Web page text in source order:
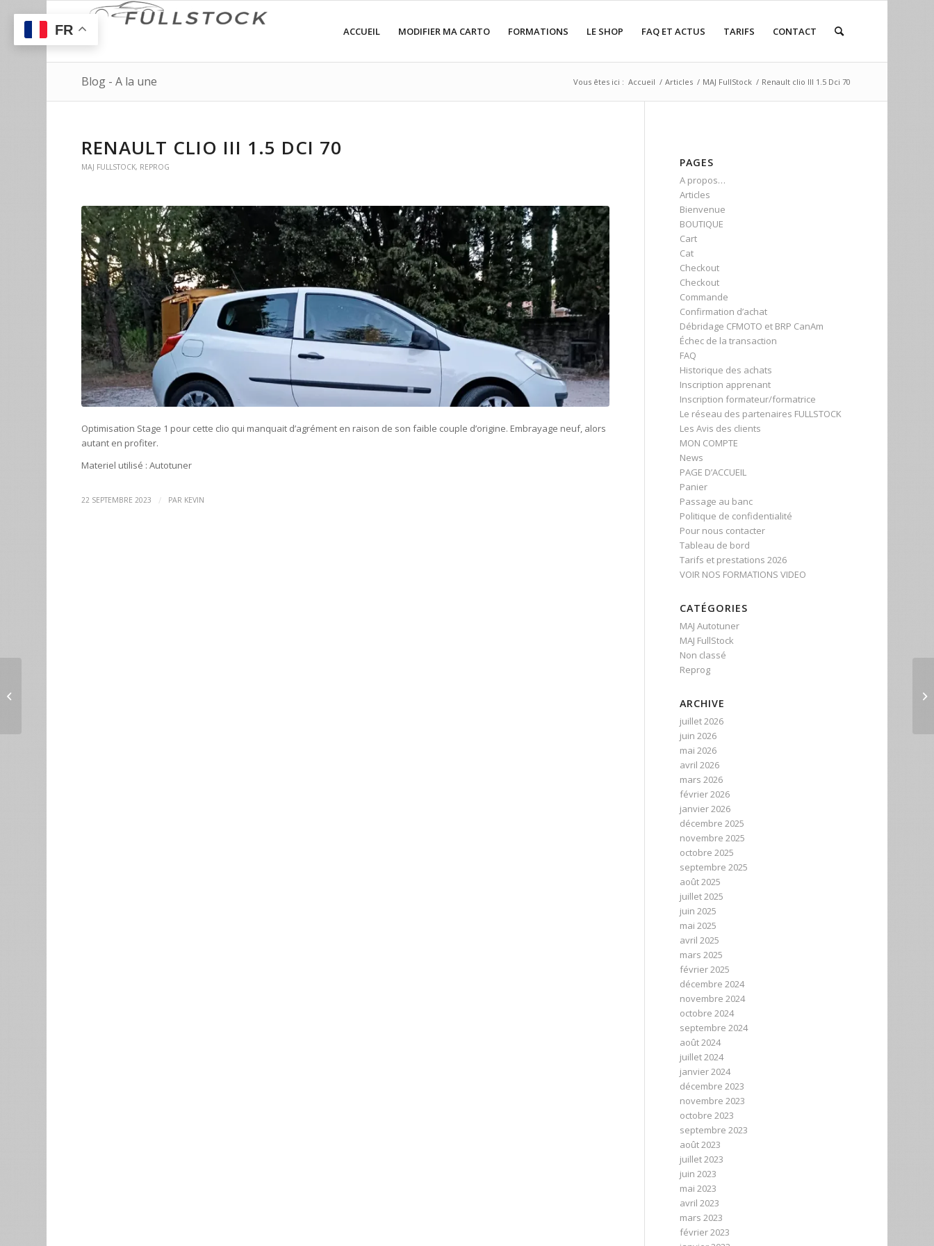
ACCUEIL MODIFIER MA CARTO FORMATIONS LE SHOP FAQ ET ACTUS TARIFS CONTACT
Blog - A la une Vous êtes ici : Accueil / Articles / MAJ FullStock / Renault clio III 1.5 Dci 70
RENAULT CLIO III 1.5 DCI 70
MAJ FULLSTOCK, REPROG
Optimisation Stage 1 pour cette clio qui manquait d’agrément en raison de son faible couple d’origine. Embrayage neuf, alors
autant en profiter.
Materiel utilisé : Autotuner
22 SEPTEMBRE 2023 / PAR KEVIN
PAGES
A propos…
Articles
Bienvenue
BOUTIQUE
Cart
Cat
Checkout
Checkout
Commande
Confirmation d’achat
Débridage CFMOTO et BRP CanAm
Échec de la transaction
FAQ
Historique des achats
Inscription apprenant
Inscription formateur/formatrice
Le réseau des partenaires FULLSTOCK
Les Avis des clients
MON COMPTE
News
PAGE D’ACCUEIL
Panier
Passage au banc
Politique de confidentialité
Pour nous contacter
Tableau de bord
Tarifs et prestations 2026
VOIR NOS FORMATIONS VIDEO
CATÉGORIES
MAJ Autotuner
MAJ FullStock
Non classé
Reprog
ARCHIVE
juillet 2026
juin 2026
mai 2026
avril 2026
mars 2026
février 2026
janvier 2026
décembre 2025
novembre 2025
octobre 2025
septembre 2025
août 2025
juillet 2025
juin 2025
mai 2025
avril 2025
mars 2025
février 2025
décembre 2024
novembre 2024
octobre 2024
septembre 2024
août 2024
juillet 2024
janvier 2024
décembre 2023
novembre 2023
octobre 2023
septembre 2023
août 2023
juillet 2023
juin 2023
mai 2023
avril 2023
mars 2023
février 2023
FR